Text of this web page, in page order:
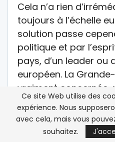
Cela n’a rien
toujours à l’échelle
solution passe
politique et par
pays, d’un leader ou
européen. La
vraiment concernée,
populaire ne se
des Etats-Unis.
Bertelsmann une
Ce site Web utilise des
expérience. Nous
avec cela, mais vous
souhaitez.